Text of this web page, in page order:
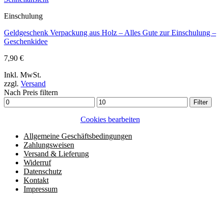
Einschulung
Geldgeschenk Verpackung aus Holz – Alles Gute zur Einschulung –
Geschenkidee
7,90 €
Inkl. MwSt.
zzgl. Versand
Nach Preis filtern
Min.
Preis
Max.
Preis
Filter
Cookies bearbeiten
Allgemeine Geschäftsbedingungen
Zahlungsweisen
Versand & Lieferung
Widerruf
Datenschutz
Kontakt
Impressum